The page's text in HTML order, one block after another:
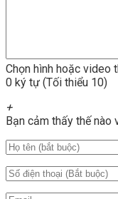
Chọn hình hoặc video
0 ký tự (Tối thiểu 10)
+
Bạn cảm thấy thế nào